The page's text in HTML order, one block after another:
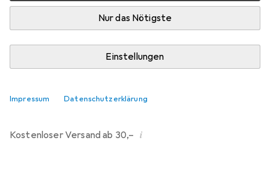
Nur das Nötigste
Einstellungen
Impressum Datenschutzerklärung
In den Warenkorb
Vergleichen
Kostenloser Versand ab 30,– i